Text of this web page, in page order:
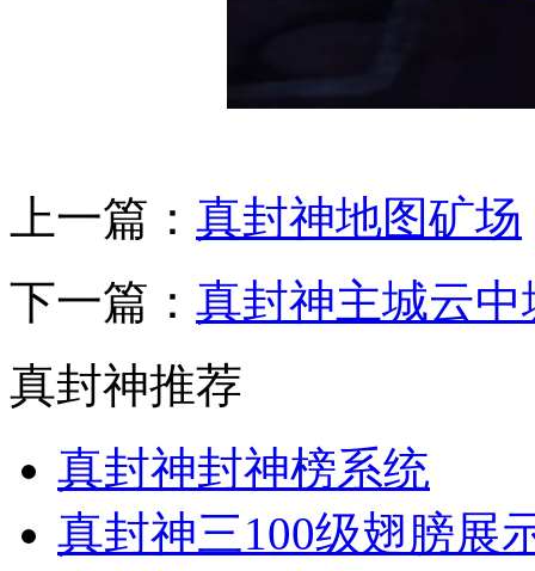
上一篇： 真封神地图矿场
下一篇： 真封神主城云中
真封神推荐
真封神封神榜系统
真封神三100级翅膀展